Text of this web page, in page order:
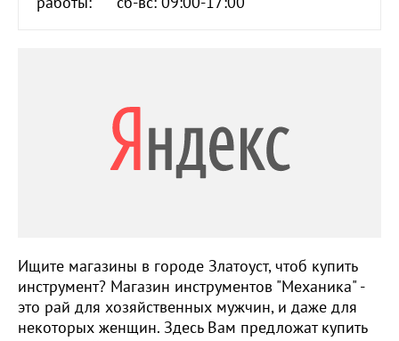
Ищите магазины в городе Златоуст, чтоб купить
инструмент? Магазин инструментов "Механика" -
это рай для хозяйственных мужчин, и даже для
некоторых женщин. Здесь Вам предложат купить